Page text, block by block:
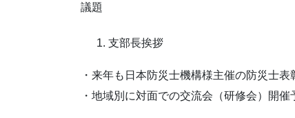
議題
支部長挨拶
・来年も日本防災士機構様主催の防災士表
・地域別に対面での交流会（研修会）開催